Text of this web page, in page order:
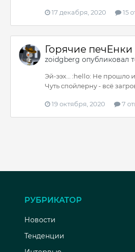
17 декабря, 2020 15
Горячие печЕнки
zoidgberg опубликовал
Эй-ээх... :hello: Не прошло
Чуть спойлерну - всё
19 октября, 2020 7
РУБРИКАТОР
Новости
Тенденции